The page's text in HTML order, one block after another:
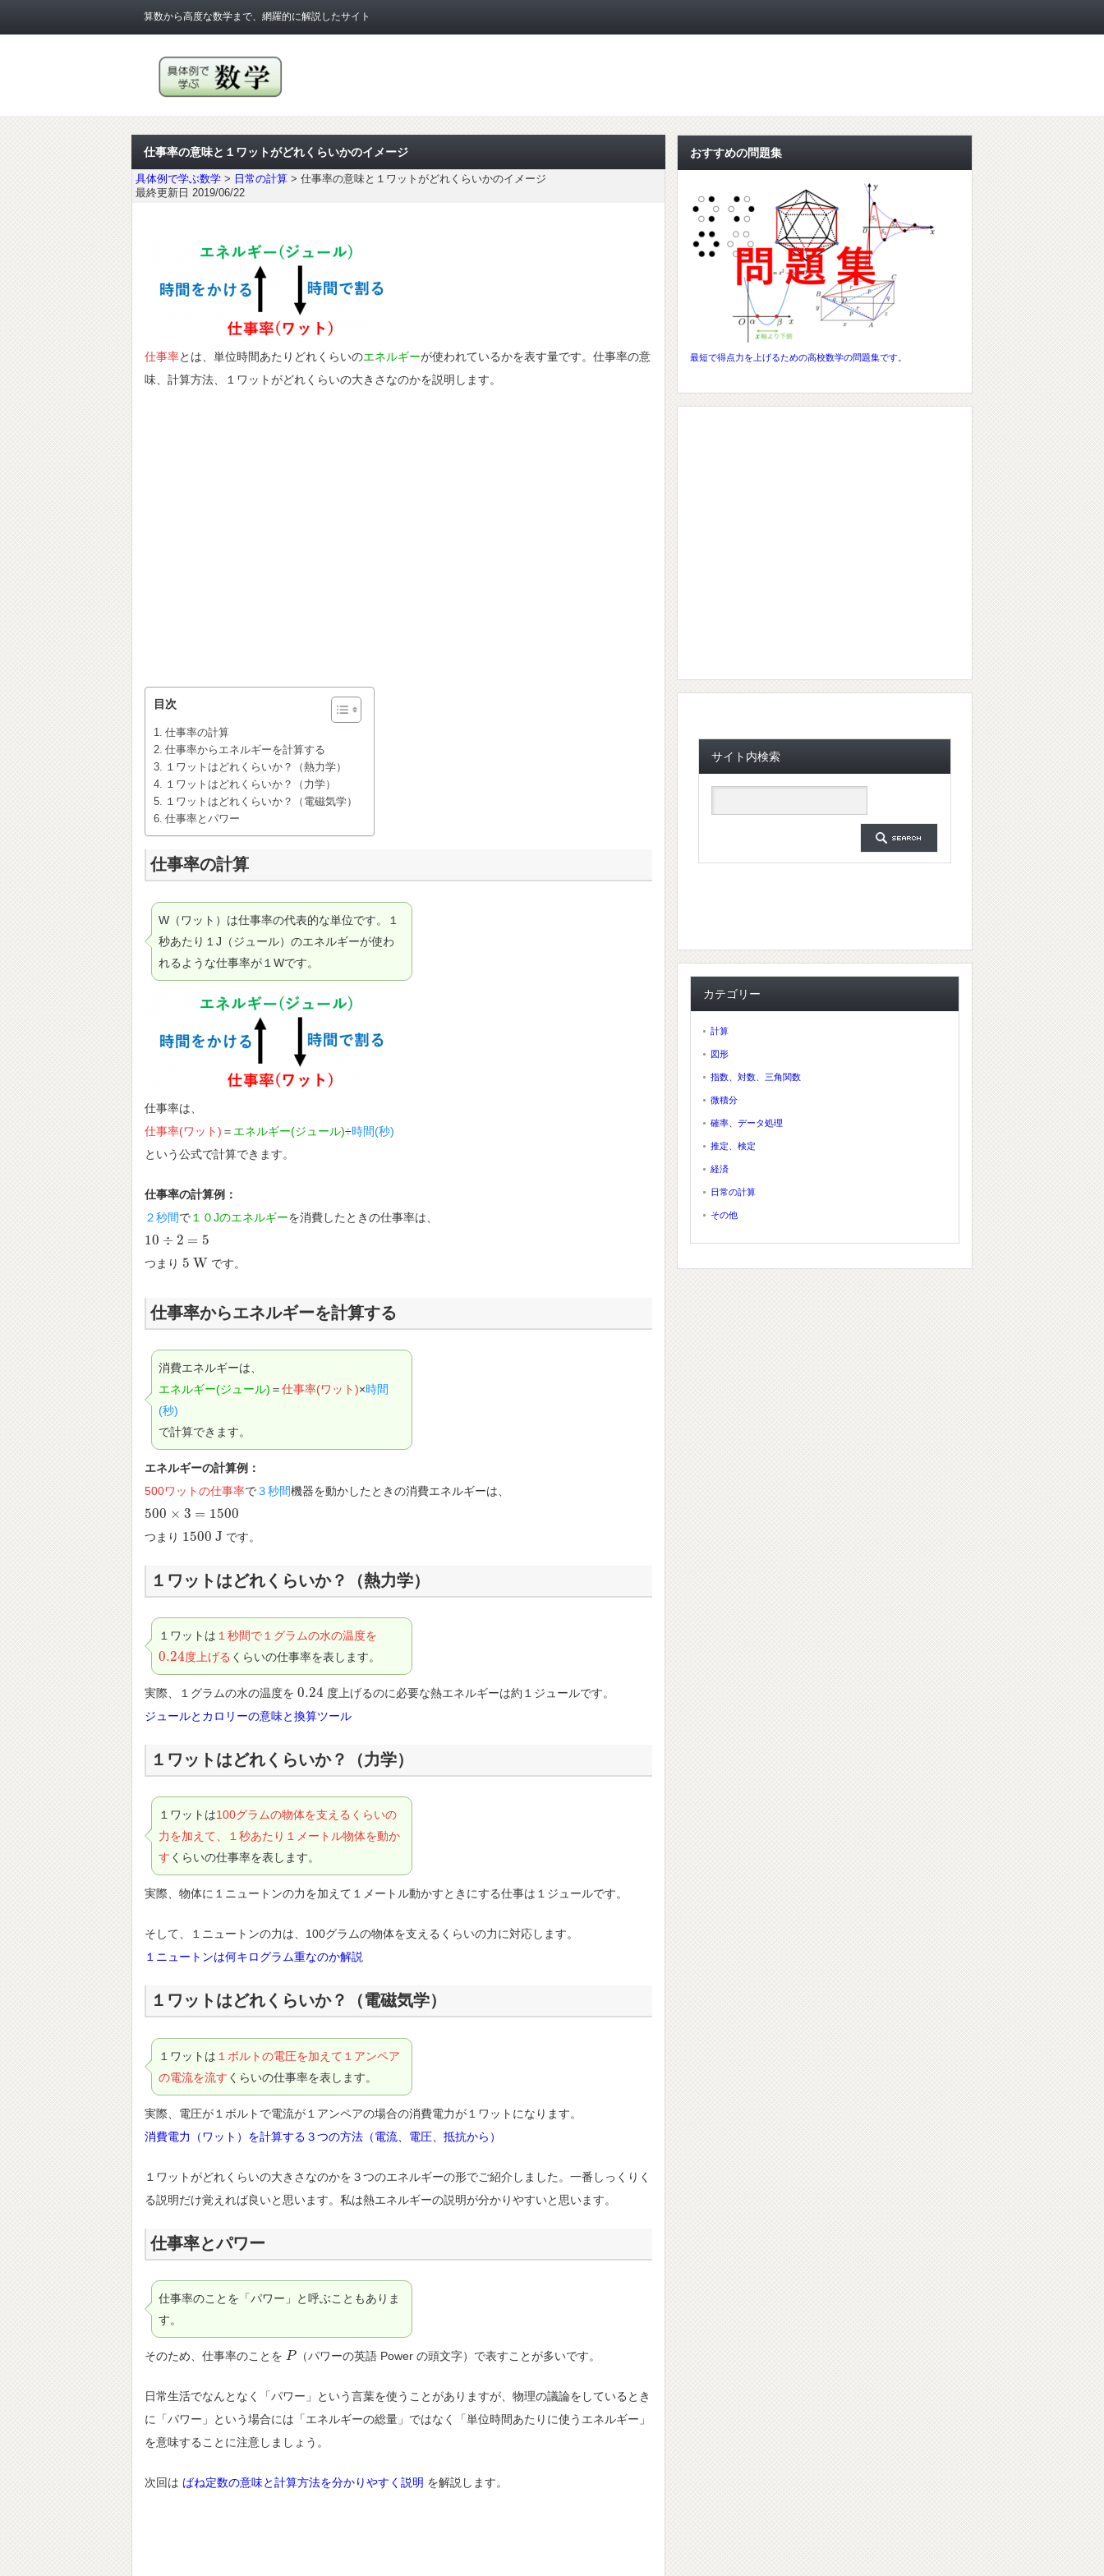
算数から高度な数学まで、網羅的に解説したサイト
仕事率の意味と１ワットがどれくらいかのイメージ
具体例で学ぶ数学 > 日常の計算 > 仕事率の意味と１ワットがどれくらいかのイメージ
最終更新日 2019/06/22
仕事率とは、単位時間あたりどれくらいのエネルギーが使われているかを表す量です。仕事率の意
味、計算方法、１ワットがどれくらいの大きさなのかを説明します。
目次
仕事率の計算
仕事率からエネルギーを計算する
１ワットはどれくらいか？（熱力学）
１ワットはどれくらいか？（力学）
１ワットはどれくらいか？（電磁気学）
仕事率とパワー
仕事率の計算
W（ワット）は仕事率の代表的な単位です。１
秒あたり１J（ジュール）のエネルギーが使わ
れるような仕事率が１Wです。
仕事率は、
仕事率(ワット) ＝ エネルギー(ジュール)÷時間(秒)
という公式で計算できます。
仕事率の計算例：
２秒間で１０Jのエネルギーを消費したときの仕事率は、
10 ÷ 2 = 5
10÷2= 5
つまり 5 W
5 W です。
仕事率からエネルギーを計算する
消費エネルギーは、
エネルギー(ジュール) ＝仕事率(ワット)×時間
(秒)
で計算できます。
エネルギーの計算例：
500ワットの仕事率で３秒間機器を動かしたときの消費エネルギーは、
500 × 3 = 1500
500× 3= 1500
つまり 1500 J
1500J です。
１ワットはどれくらいか？（熱力学）
１ワットは １秒間で１グラムの水の温度を
0.24
0.24 度上げる くらいの仕事率を表します。
実際、１グラムの水の温度を 0.24
0.24
度上げるのに必要な熱エネルギーは約１ジュールです。
ジュールとカロリーの意味と換算ツール
１ワットはどれくらいか？（力学）
１ワットは100グラムの物体を支えるくらいの
力を加えて、１秒あたり１メートル物体を動か
す くらいの仕事率を表します。
実際、物体に１ニュートンの力を加えて１メートル動かすときにする仕事は１ジュールです。
そして、１ニュートンの力は、100グラムの物体を支えるくらいの力に対応します。
１ニュートンは何キログラム重なのか解説
１ワットはどれくらいか？（電磁気学）
１ワットは １ボルトの電圧を加えて１アンペア
の電流を流す くらいの仕事率を表します。
実際、電圧が１ボルトで電流が１アンペアの場合の消費電力が１ワットになります。
消費電力（ワット）を計算する３つの方法（電流、電圧、抵抗から）
１ワットがどれくらいの大きさなのかを３つのエネルギーの形でご紹介しました。一番しっくりく
る説明だけ覚えれば良いと思います。私は熱エネルギーの説明が分かりやすいと思います。
仕事率とパワー
仕事率のことを「パワー」と呼ぶこともありま
す。
そのため、仕事率のことを P
P （パワーの英語 Power の頭文字）で表すことが多いです。
日常生活でなんとなく「パワー」という言葉を使うことがありますが、物理の議論をしているとき
に「パワー」という場合には「エネルギーの総量」ではなく「単位時間あたりに使うエネルギー」
を意味することに注意しましょう。
次回は ばね定数の意味と計算方法を分かりやすく説明 を解説します。
おすすめの問題集
最短で得点力を上げるための高校数学の問題集です。
サイト内検索
カテゴリー
計算
図形
指数、対数、三角関数
微積分
確率、データ処理
推定、検定
経済
日常の計算
その他